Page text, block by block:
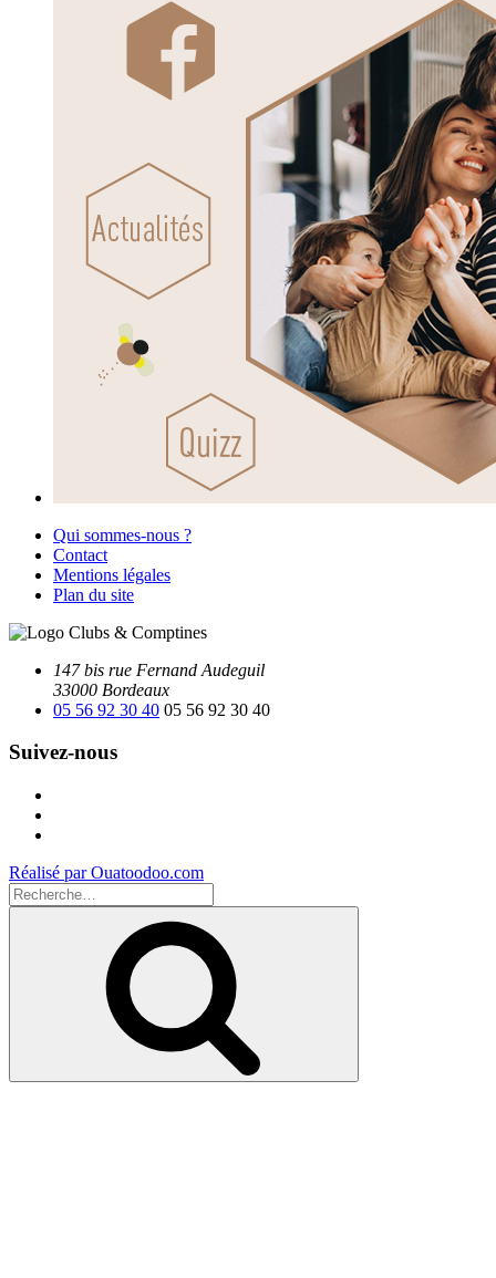
Qui sommes-nous ?
Contact
Mentions légales
Plan du site
147 bis rue Fernand Audeguil
33000 Bordeaux
05 56 92 30 40 05 56 92 30 40
Suivez-nous
Réalisé par Ouatoodoo.com
Recherche
pour